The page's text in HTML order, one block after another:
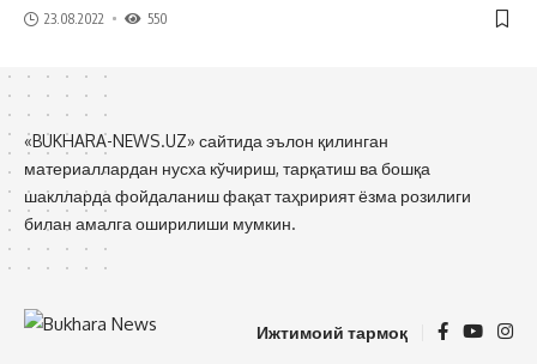
23.08.2022 550
«BUKHARA-NEWS.UZ» сайтида эълон қилинган
материаллардан нусха кўчириш, тарқатиш ва бошқа
шаклларда фойдаланиш фақат таҳририят ёзма розилиги
билан амалга оширилиши мумкин.
Ижтимоий тармоқ